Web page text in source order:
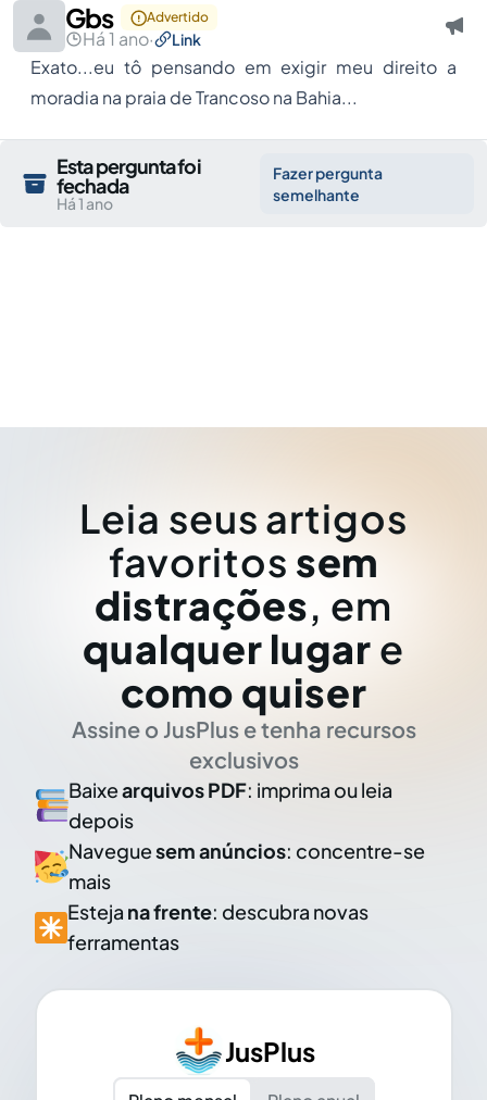
Gbs Advertido
Há 1 ano· Link
Exato...eu tô pensando em exigir meu direito a
moradia na praia de Trancoso na Bahia...
Esta pergunta foi
fechada
Há 1 ano
Fazer pergunta
semelhante
Leia seus artigos
favoritos sem
distrações, em
qualquer lugar e
como quiser
Assine o JusPlus e tenha recursos
exclusivos
Baixearquivos PDF: imprima ou leia
depois
Naveguesem anúncios: concentre-se
mais
Esteja na frente: descubra novas
ferramentas
JusPlus